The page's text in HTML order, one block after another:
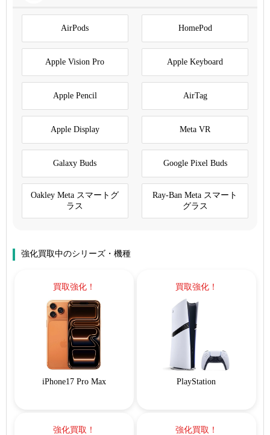
AirPods HomePod
Apple Vision Pro Apple Keyboard
Apple Pencil AirTag
Apple Display Meta VR
Galaxy Buds Google Pixel Buds
Oakley Meta スマートグ
ラス
Ray-Ban Meta スマート
グラス
強化買取中のシリーズ・機種
買取強化！
iPhone17 Pro Max
買取強化！
PlayStation
強化買取！ 強化買取！